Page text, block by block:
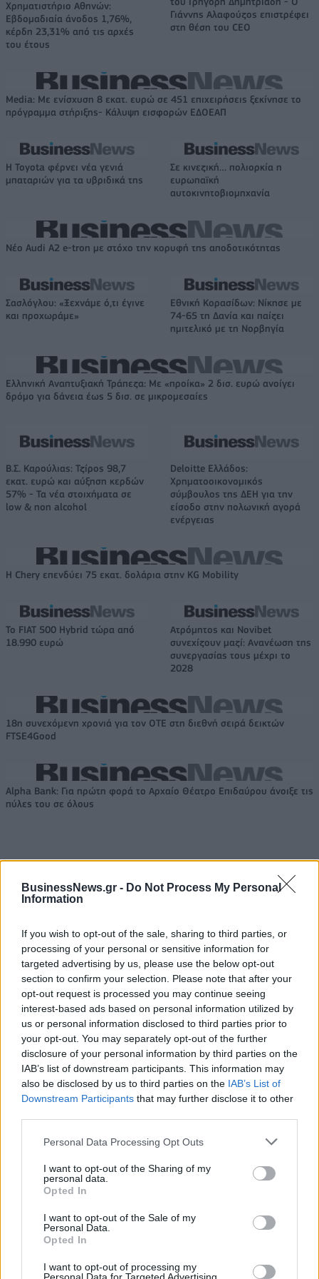
BusinessNews.gr - Do Not Process My Personal
Information
If you wish to opt-out of the sale, sharing to third parties, or
processing of your personal or sensitive information for
targeted advertising by us, please use the below opt-out
section to confirm your selection. Please note that after your
opt-out request is processed you may continue seeing
interest-based ads based on personal information utilized by
us or personal information disclosed to third parties prior to
your opt-out. You may separately opt-out of the further
disclosure of your personal information by third parties on the
IAB’s list of downstream participants. This information may
also be disclosed by us to third parties on the IAB’s List of
Downstream Participants that may further disclose it to other
Personal Data Processing Opt Outs
I want to opt-out of the Sharing of my
personal data.
Opted In
I want to opt-out of the Sale of my
Personal Data.
Opted In
I want to opt-out of processing my
Χρηματιστήριο Αθηνών:
Εβδομαδιαία άνοδος 1,76%,
κέρδη 23,31% από τις αρχές
του έτους
Γιάννης Αλαφούζος επιστρέφει
στη θέση του CEO
Media: Με ενίσχυση 8 εκατ. ευρώ σε 451 επιχειρήσεις ξεκίνησε το
πρόγραμμα στήριξης- Κάλυψη εισφορών ΕΔΟΕΑΠ
Η Toyota φέρνει νέα γενιά
μπαταριών για τα υβριδικά της
Σε κινεζική… πολιορκία η
ευρωπαϊκή
αυτοκινητοβιομηχανία
Νέο Audi A2 e-tron με στόχο την κορυφή της αποδοτικότητας
Σασλόγλου: «Ξεχνάμε ό,τι έγινε
και προχωράμε»
Εθνική Κορασίδων: Νίκησε με
74-65 τη Δανία και παίζει
ημιτελικό με τη Νορβηγία
Ελληνική Αναπτυξιακή Τράπεζα: Με «προίκα» 2 δισ. ευρώ ανοίγει
δρόμο για δάνεια έως 5 δισ. σε μικρομεσαίες
Β.Σ. Καρούλιας: Τζίρος 98,7
εκατ. ευρώ και αύξηση κερδών
57% - Τα νέα στοιχήματα σε
low & non alcohol
Deloitte Ελλάδος:
Χρηματοοικονομικός
σύμβουλος της ΔΕΗ για την
είσοδο στην πολωνική αγορά
ενέργειας
Η Chery επενδύει 75 εκατ. δολάρια στην KG Mobility
Το FIAT 500 Hybrid τώρα από
18.990 ευρώ
Ατρόμητος και Novibet
συνεχίζουν μαζί: Ανανέωση της
συνεργασίας τους μέχρι το
2028
18η συνεχόμενη χρονιά για τον ΟΤΕ στη διεθνή σειρά δεικτών
FTSE4Good
Alpha Bank: Για πρώτη φορά το Αρχαίο Θέατρο Επιδαύρου άνοιξε τις
πύλες του σε όλους
ΠΕΡΙΣΣΌΤΕΡΑ ΣΕ ΑΥΤΉ ΤΗΝ ΚΑΤΗΓΟΡΊΑ
Βελτίωση του καιρού και
άνοδος της θερμοκρασίας
04/06/2020 - 08:27
Ξάνθη - Κορονοϊός:
Ξεκινούν μαζικοί μοριακοί
έλεγχοι από τον ΕΟΔΥ
04/06/2020 - 08:56
ΡΟΗ ΕΙΔΗΣΕΩΝ